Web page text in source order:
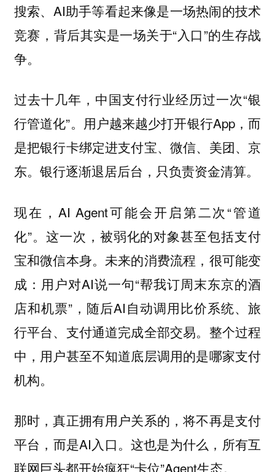
搜索、AI助手等看起来像是一场热闹的技术
竞赛，背后其实是一场关于“入口”的生存战
争。
过去十几年，中国支付行业经历过一次“银
行管道化”。用户越来越少打开银行App，而
是把银行卡绑定进支付宝、微信、美团、京
东。银行逐渐退居后台，只负责资金清算。
现在，AI Agent可能会开启第二次“管道
化”。这一次，被弱化的对象甚至包括支付
宝和微信本身。未来的消费流程，很可能变
成：用户对AI说一句“帮我订周末东京的酒
店和机票”，随后AI自动调用比价系统、旅
行平台、支付通道完成全部交易。整个过程
中，用户甚至不知道底层调用的是哪家支付
机构。
那时，真正拥有用户关系的，将不再是支付
平台，而是AI入口。这也是为什么，所有互
联网巨头都开始疯狂“卡位”Agent生态。